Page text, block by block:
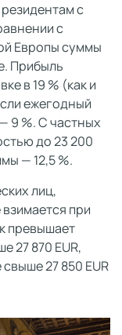
резидентам с
с
Европы суммы
Прибыль
в 19 % (как и
ежегодный
9 %. С частных
до 23 200
— 12,5 %.
лиц,
при
превышает
27 870 EUR,
27 850 EUR